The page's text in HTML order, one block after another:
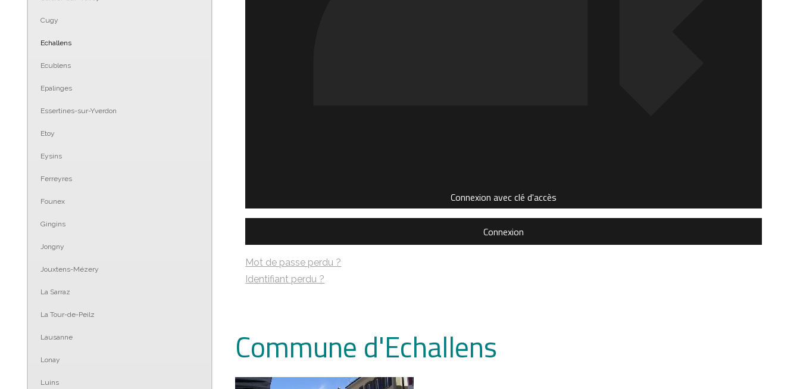
Cugy
Echallens
Ecublens
Epalinges
Essertines-sur-Yverdon
Etoy
Eysins
Ferreyres
Founex
Gingins
Jongny
Jouxtens-Mézery
La Sarraz
La Tour-de-Peilz
Lausanne
Lonay
Luins
Connexion avec clé d'accès
Connexion
Mot de passe perdu ?
Identifiant perdu ?
Commune d'Echallens